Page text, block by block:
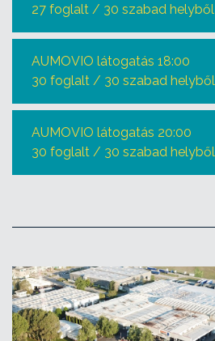
27 foglalt / 30 szabad helyből
AUMOVIO látogatás 18:00
30 foglalt / 30 szabad helyből
AUMOVIO látogatás 20:00
30 foglalt / 30 szabad helyből